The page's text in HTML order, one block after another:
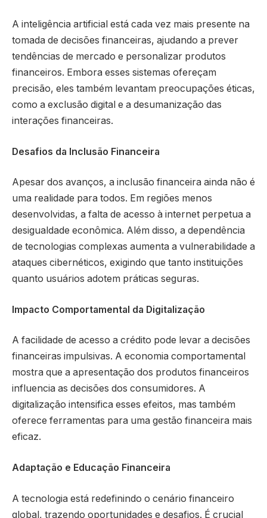
A inteligência artificial está cada vez mais presente na
tomada de decisões financeiras, ajudando a prever
tendências de mercado e personalizar produtos
financeiros. Embora esses sistemas ofereçam
precisão, eles também levantam preocupações éticas,
como a exclusão digital e a desumanização das
interações financeiras.
Desafios da Inclusão Financeira
Apesar dos avanços, a inclusão financeira ainda não é
uma realidade para todos. Em regiões menos
desenvolvidas, a falta de acesso à internet perpetua a
desigualdade econômica. Além disso, a dependência
de tecnologias complexas aumenta a vulnerabilidade a
ataques cibernéticos, exigindo que tanto instituições
quanto usuários adotem práticas seguras.
Impacto Comportamental da Digitalização
A facilidade de acesso a crédito pode levar a decisões
financeiras impulsivas. A economia comportamental
mostra que a apresentação dos produtos financeiros
influencia as decisões dos consumidores. A
digitalização intensifica esses efeitos, mas também
oferece ferramentas para uma gestão financeira mais
eficaz.
Adaptação e Educação Financeira
A tecnologia está redefinindo o cenário financeiro
global, trazendo oportunidades e desafios. É crucial